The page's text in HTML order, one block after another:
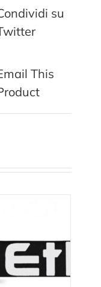
su
This